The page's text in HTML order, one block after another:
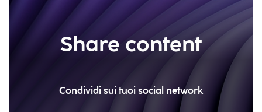
Share content
Condividi sui tuoi social network